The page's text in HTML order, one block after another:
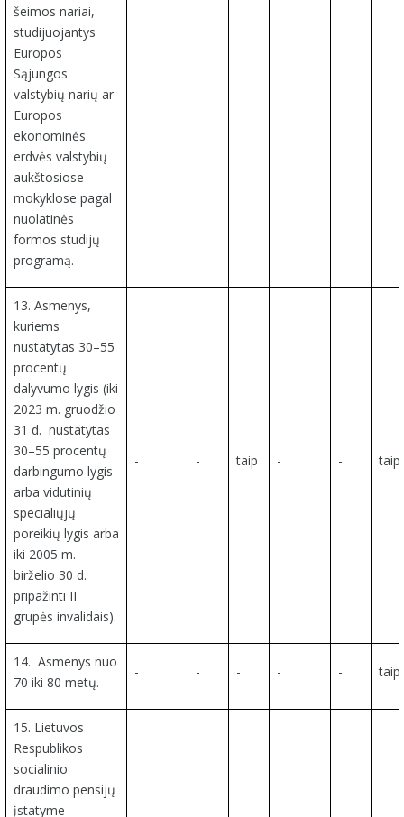
šeimos nariai,
studijuojantys
Europos
Sąjungos
valstybių narių ar
Europos
ekonominės
erdvės valstybių
aukštosiose
mokyklose pagal
nuolatinės
formos studijų
programą.
13. Asmenys,
kuriems
nustatytas 30–55
procentų
dalyvumo lygis (iki
2023 m. gruodžio
31 d. nustatytas
30–55 procentų
darbingumo lygis
arba vidutinių
specialiųjų
poreikių lygis arba
iki 2005 m.
birželio 30 d.
pripažinti II
grupės invalidais).
- - taip - - taip
14. Asmenys nuo
70 iki 80 metų.
- - - - - taip
15. Lietuvos
Respublikos
socialinio
draudimo pensijų
įstatyme